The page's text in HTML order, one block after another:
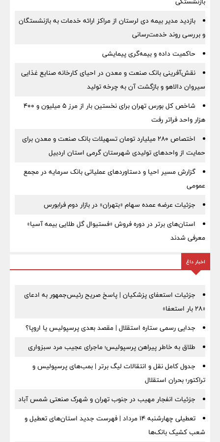
بازدید مدیر بیمه دی لرستان از مراکز ارائه خدمات به بازنشستگان
و بررسی روند خدمت‌رسانی
حاکمیت داده و بیمه‌گری پیمایشی
نقش‌آفرینی بانک صنعت و معدن در احیای کارخانه صنایع غذایی
سیروان دالاهو و بازگشت آن به چرخه تولید
شاخص کل بورس تهران برای نخستین بار از مرز ۵ میلیون و ۴۰۰
هزار واحد فراتر رفت
اختصاص ۲۸۰ میلیارد تومان تسهیلات بانک صنعت و معدن برای
حمایت از واحدهای تولیدی شهرستان گرمی استان اردبیل
گزارش مسیر احیا و دستاوردهای عملیاتی بانک سرمایه در مجمع
عمومی
جزئیات عرضه عمده سهام «بتهران» در بازار دوم فرابورس
استان‌های برتر در دوره فروش «فستیوال گل طلایی بیمه آسیا»
معرفی شدند
اخبار داغ
جزئیات استعفای پزشکیان | پاسخ صریح رئیس‌جمهور به ادعای
«۲۸ بار استعفا»
جدایی رسمی ستاره استقلال | مقصد بعدی پرسپولیس یا اروپا؟
طلاق به خاطر پیراهن پرسپولیس؛ ماجرای عجیب مرد سبزواری
جدول کامل نقل و انتقالات لیگ برتر | بمب‌های پرسپولیس و
تراکتور؛ بحران استقلال
جزئیات انفجار مهیب در جنوب تهران و شهرک صنعتی شمس آباد
تعطیلی چهارشنبه ۱۴ مرداد | فهرست جدید استان‌های تعطیل و
شعب کشیک بانک‌ها